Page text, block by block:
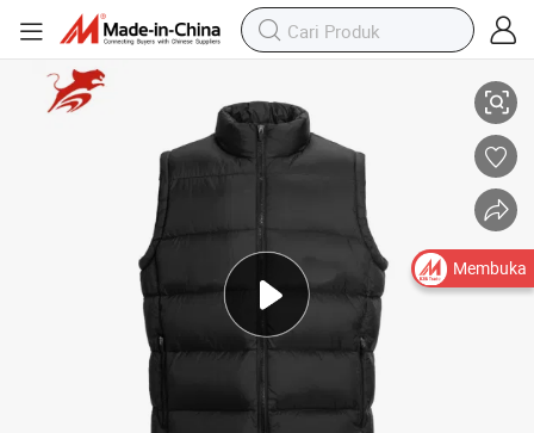
Berlapis Luar Insulasi Hangat Tahan Air Tahan Angin Logo
Pabrik Asiapo China Rompi Pria Ringan Nylon Ultra Ringan Musim
Membuka